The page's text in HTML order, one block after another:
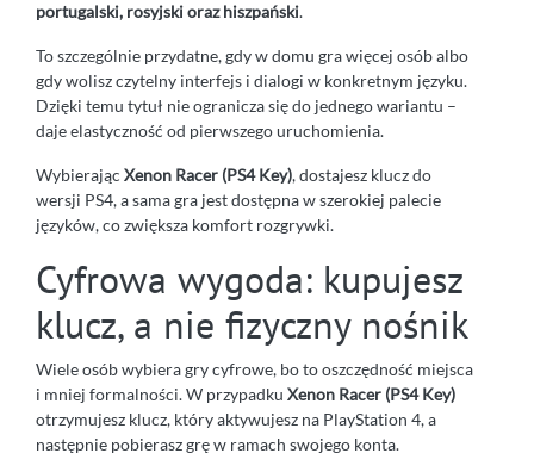
portugalski, rosyjski oraz hiszpański.
To szczególnie przydatne, gdy w domu gra więcej osób albo
gdy wolisz czytelny interfejs i dialogi w konkretnym języku.
Dzięki temu tytuł nie ogranicza się do jednego wariantu –
daje elastyczność od pierwszego uruchomienia.
Wybierając Xenon Racer (PS4 Key), dostajesz klucz do
wersji PS4, a sama gra jest dostępna w szerokiej palecie
języków, co zwiększa komfort rozgrywki.
Cyfrowa wygoda: kupujesz
klucz, a nie fizyczny nośnik
Wiele osób wybiera gry cyfrowe, bo to oszczędność miejsca
i mniej formalności. W przypadku Xenon Racer (PS4 Key)
otrzymujesz klucz, który aktywujesz na PlayStation 4, a
następnie pobierasz grę w ramach swojego konta.